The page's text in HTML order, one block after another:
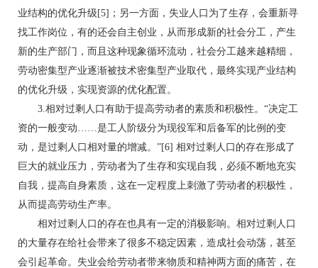
业结构的优化升级[5]；另一方面，失业人口为了生存，会重新寻
找工作岗位，有的还会自主创业，从而形成新的社会分工，产生
新的生产部门，而且这种现象循环流动，社会分工越来越精细，
劳动密集型产业逐渐被技术密集型产业取代，最终实现产业结构
的优化升级，实现资源的优化配置。
3.相对过剩人口有助于提高劳动者的素质和积极性。“决定工
资的一般变动……是工人阶级分为现役军和后备军的比例的变
动，是过剩人口相对量的增减。”[6] 相对过剩人口的存在形成了
巨大的就业压力，劳动者为了生存和实现自我，必须不断地充实
自我，提高自身素质，这在一定程度上刺激了劳动者的积极性，
从而提高劳动生产率。
相对过剩人口的存在也具有一定的消极影响。相对过剩人口
的大量存在给社会带来了很多不稳定因素，造成社会动荡，甚至
会引起革命。失业会给劳动者带来物质和精神两方面的痛苦，在